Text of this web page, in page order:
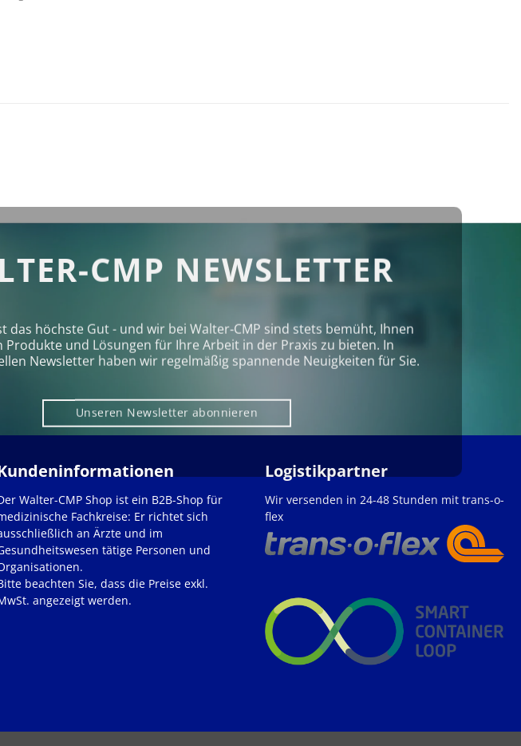
CMP NEWSLETTER
das höchste Gut - und wir bei Walter‑CMP sind stets bemüht, Ihnen
Produkte und Lösungen für Ihre Arbeit in der Praxis zu bieten. In
Newsletter haben wir regelmäßig spannende Neuigkeiten für Sie.
Unseren Newsletter abonnieren
Walter-CMP Shop ist ein B2B-Shop für
Fachkreise: Er richtet sich
an Ärzte und im
tätige Personen und
beachten Sie, dass die Preise exkl.
angezeigt werden.
Logistikpartner
Wir versenden in 24-48 Stunden mit trans-o-
flex